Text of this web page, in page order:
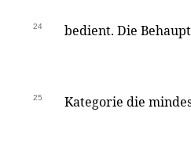
24 bedient. Die
25 Kategorie die